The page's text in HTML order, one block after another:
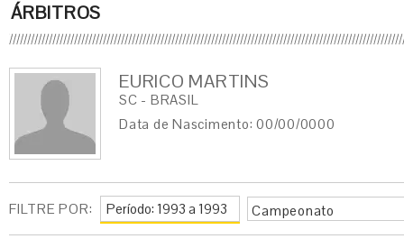
ÁRBITROS
EURICO MARTINS
SC - BRASIL
Data de Nascimento: 00/00/0000
FILTRE POR: Campeonato